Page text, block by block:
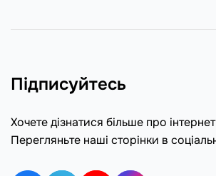
Підписуйтесь
Хочете дізнатися більше про
Перегляньте наші сторінки в